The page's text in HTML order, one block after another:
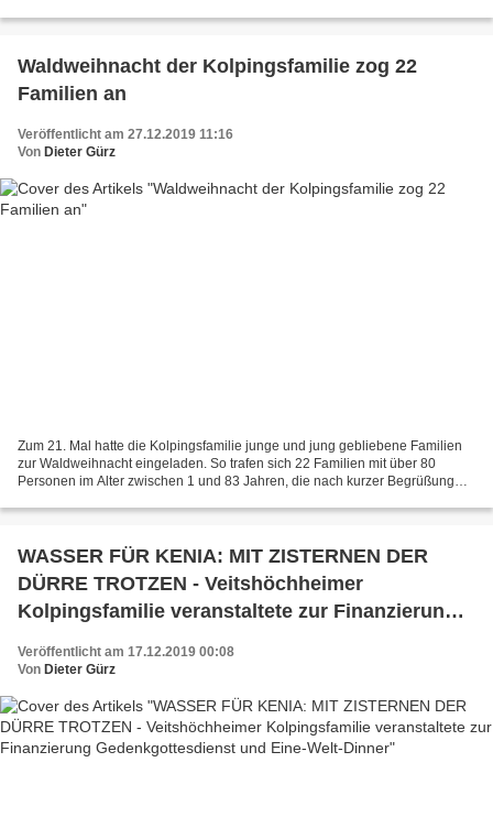
Waldweihnacht der Kolpingsfamilie zog 22
Familien an
Veröffentlicht am 27.12.2019 11:16
Von Dieter Gürz
Zum 21. Mal hatte die Kolpingsfamilie junge und jung gebliebene Familien
zur Waldweihnacht eingeladen. So trafen sich 22 Familien mit über 80
Personen im Alter zwischen 1 und 83 Jahren, die nach kurzer Begrüßung
WASSER FÜR KENIA: MIT ZISTERNEN DER
DÜRRE TROTZEN - Veitshöchheimer
Kolpingsfamilie veranstaltete zur Finanzierung
Veröffentlicht am 17.12.2019 00:08
Von Dieter Gürz